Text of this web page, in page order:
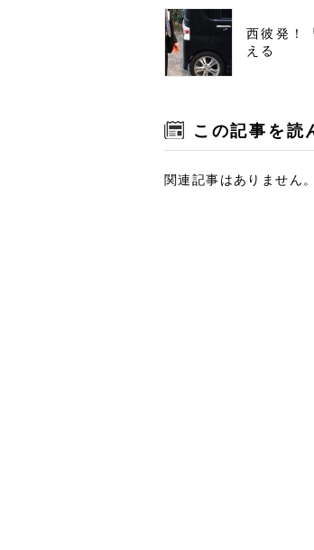
西彼発！
える
この記事を読
関連記事はありません。